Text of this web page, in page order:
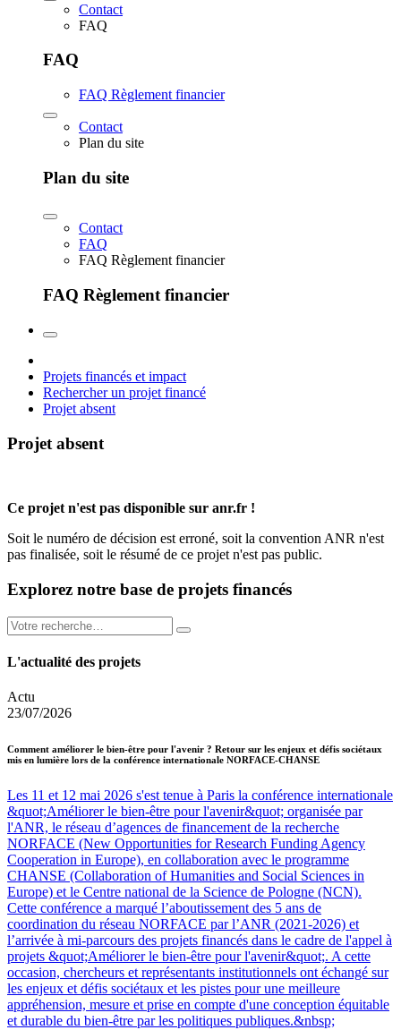
Contact
FAQ
FAQ
FAQ Règlement financier
Contact
Plan du site
Plan du site
Contact
FAQ
FAQ Règlement financier
FAQ Règlement financier
Projets financés et impact
Rechercher un projet financé
Projet absent
Projet absent
Ce projet n'est pas disponible sur anr.fr !
Soit le numéro de décision est erroné, soit la convention ANR n'est
pas finalisée, soit le résumé de ce projet n'est pas public.
Explorez notre base de projets financés
L'actualité des projets
Actu
23/07/2026
Comment améliorer le bien-être pour l'avenir ? Retour sur les enjeux et défis sociétaux
mis en lumière lors de la conférence internationale NORFACE-CHANSE
Les 11 et 12 mai 2026 s'est tenue à Paris la conférence internationale
&quot;Améliorer le bien-être pour l'avenir&quot; organisée par
l'ANR, le réseau d’agences de financement de la recherche
NORFACE (New Opportunities for Research Funding Agency
Cooperation in Europe), en collaboration avec le programme
CHANSE (Collaboration of Humanities and Social Sciences in
Europe) et le Centre national de la Science de Pologne (NCN).
Cette conférence a marqué l’aboutissement des 5 ans de
coordination du réseau NORFACE par l’ANR (2021-2026) et
l’arrivée à mi-parcours des projets financés dans le cadre de l'appel à
projets &quot;Améliorer le bien-être pour l'avenir&quot;. A cette
occasion, chercheurs et représentants institutionnels ont échangé sur
les enjeux et défis sociétaux et les pistes pour une meilleure
appréhension, mesure et prise en compte d'une conception équitable
et durable du bien-être par les politiques publiques.&nbsp;